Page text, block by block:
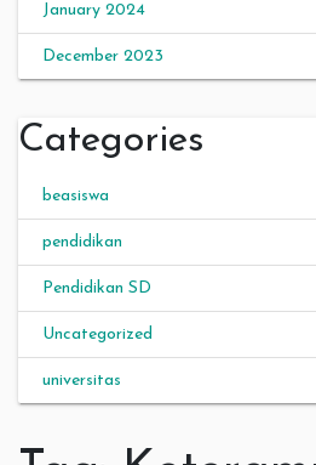
January 2024
December 2023
Categories
beasiswa
pendidikan
Pendidikan SD
Uncategorized
universitas